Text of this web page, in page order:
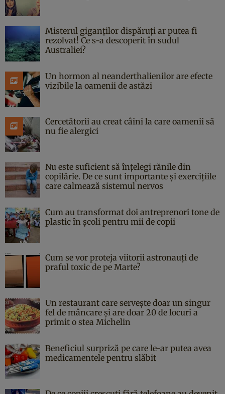
Misterul giganților dispăruți ar putea fi
rezolvat! Ce s-a descoperit în sudul
Australiei?
Un hormon al neanderthalienilor are efecte
vizibile la oamenii de astăzi
Cercetătorii au creat câini la care oamenii să
nu fie alergici
Nu este suficient să înțelegi rănile din
copilărie. De ce sunt importante și exercițiile
care calmează sistemul nervos
Cum au transformat doi antreprenori tone de
plastic în școli pentru mii de copii
Cum se vor proteja viitorii astronauți de
praful toxic de pe Marte?
Un restaurant care servește doar un singur
fel de mâncare și are doar 20 de locuri a
primit o stea Michelin
Beneficiul surpriză pe care le-ar putea avea
medicamentele pentru slăbit